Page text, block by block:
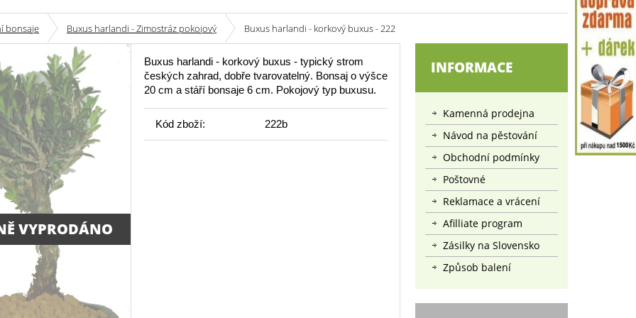
bonsaje Buxus harlandi - Zimostráz pokojový Buxus harlandi - korkový buxus - 222
VYPRODÁNO
Buxus harlandi - korkový buxus - typický strom
českých zahrad, dobře tvarovatelný. Bonsaj o výšce
20 cm a stáří bonsaje 6 cm. Pokojový typ buxusu.
Kód zboží: 222b
INFORMACE
Kamenná prodejna
Návod na pěstování
Obchodní podmínky
Poštovné
Reklamace a vrácení
Afilliate program
Zásilky na Slovensko
Způsob balení